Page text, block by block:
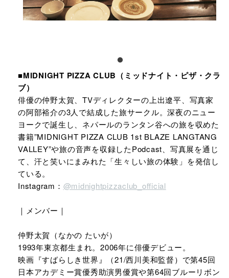
■MIDNIGHT PIZZA CLUB（ミッドナイト・ピザ・クラ
ブ）
俳優の仲野太賀、TVディレクターの上出遼平、写真家
の阿部裕介の3人で結成した旅サークル。深夜のニュー
ヨークで誕生し、ネパールのランタン谷への旅を収めた
書籍”MIDNIGHT PIZZA CLUB 1st BLAZE LANGTANG
VALLEY”や旅の音声を収録したPodcast、写真展を通じ
て、汗と笑いにまみれた「生々しい旅の体験」を発信し
ている。
Instagram： @midnightpizzaclub_official
｜メンバー｜
仲野太賀（なかの たいが）
1993年東京都生まれ。2006年に俳優デビュー。
映画『すばらしき世界』（21/西川美和監督）で第45回
日本アカデミー賞優秀助演男優賞や第64回ブルーリボン